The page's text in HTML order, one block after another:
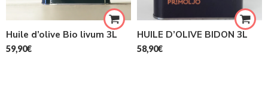
Huile d’olive Bio livum 3L
59,90€
HUILE D’OLIVE BIDON 3L
58,90€